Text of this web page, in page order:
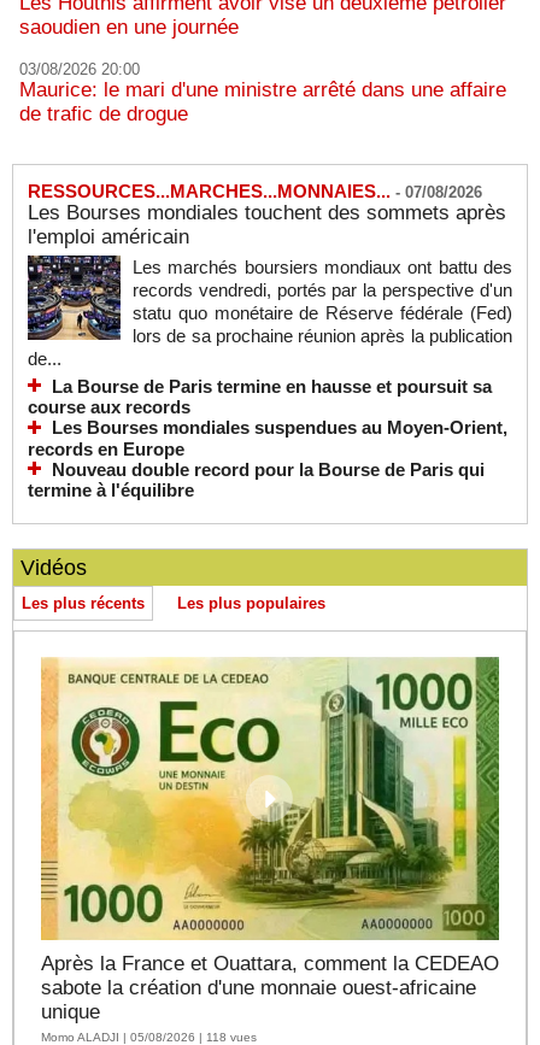
saoudien en une journée
03/08/2026 20:00
Maurice: le mari d'une ministre arrêté dans une affaire
de trafic de drogue
RESSOURCES...MARCHES...MONNAIES... - 07/08/2026
Les Bourses mondiales touchent des sommets après
l'emploi américain
Les marchés boursiers mondiaux ont battu des
records vendredi, portés par la perspective d'un
statu quo monétaire de Réserve fédérale (Fed)
lors de sa prochaine réunion après la publication
de...
La Bourse de Paris termine en hausse et poursuit sa
course aux records
Les Bourses mondiales suspendues au Moyen-Orient,
records en Europe
Nouveau double record pour la Bourse de Paris qui
termine à l'équilibre
Vidéos
Les plus récents Les plus populaires
Après la France et Ouattara, comment la CEDEAO
sabote la création d'une monnaie ouest-africaine
unique
Momo ALADJI | 05/08/2026 | 118 vues